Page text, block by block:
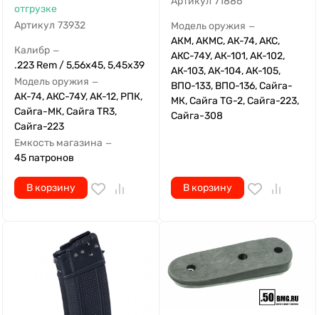
отгрузке
Артикул 73932
Калибр —
.223 Rem / 5,56x45, 5,45х39
Модель оружия —
АК-74, АКС-74У, АК-12, РПК,
Сайга-МК, Сайга TR3,
Сайга-223
Емкость магазина —
45 патронов
В корзину
Модель оружия —
АКМ, АКМС, АК-74, АКС,
АКС-74У, АК-101, АК-102,
АК-103, АК-104, АК-105,
ВПО-133, ВПО-136, Сайга-
МК, Сайга TG-2, Сайга-223,
Сайга-308
В корзину